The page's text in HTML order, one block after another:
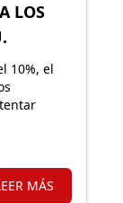
LOS
10%, el
MÁS